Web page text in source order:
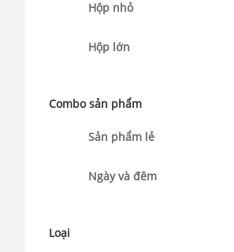
Hộp nhỏ
Hộp lớn
Combo sản phẩm
Sản phẩm lẻ
Ngày và đêm
Loại